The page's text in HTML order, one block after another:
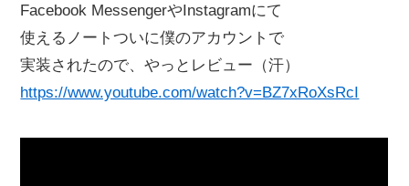
Facebook MessengerやInstagramにて
使えるノートついに僕のアカウントで
実装されたので、やっとレビュー（汗）
https://www.youtube.com/watch?v=BZ7xRoXsRcI